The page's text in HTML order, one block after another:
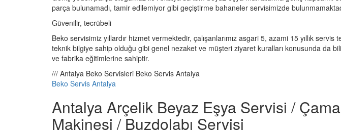
parça bulunamadı, tamir edilemiyor gibi geçiştirme bahaneler servisimizde
Güvenilir, tecrübeli
Beko servisimiz yıllardır hizmet vermektedir, çalışanlarımız asgari 5, azami 15 yıllık
teknik bilgiye sahip olduğu gibi genel nezaket ve müşteri ziyaret kuralları konusunda da
ve fabrika eğitimlerine sahiptir.
/// Antalya Beko Servisleri Beko Servis Antalya
Beko Servis Antalya
Antalya Arçelik Beyaz Eşya Servisi /
Makinesi / Buzdolabı Servisi